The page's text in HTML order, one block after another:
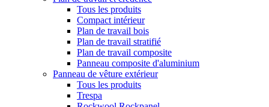
Tous les produits
Compact intérieur
Plan de travail bois
Plan de travail stratifié
Plan de travail composite
Panneau composite d'aluminium
Panneau de vêture extérieur
Tous les produits
Trespa